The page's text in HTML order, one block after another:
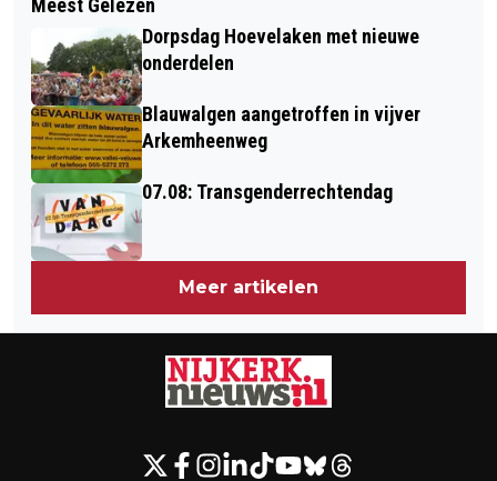
DATA HYDRO RUN BIKE RUN
COMPETITIE ZIJN BEKEND
Meest Gelezen
Dorpsdag Hoevelaken met nieuwe
onderdelen
Blauwalgen aangetroffen in vijver
Arkemheenweg
07.08: Transgenderrechtendag
Meer artikelen